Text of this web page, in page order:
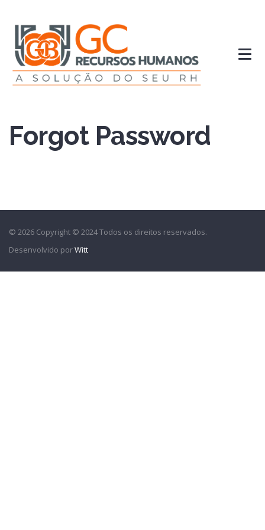
Forgot Password
© 2026 Copyright © 2024 Todos os direitos reservados.
Desenvolvido porWitt